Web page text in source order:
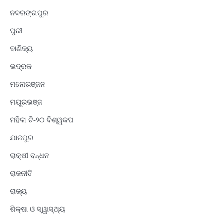
ନବରଙ୍ଗପୁର
ପୁରୀ
ବାଣିଜ୍ୟ
ଭଦ୍ରକ
ମନୋରଞ୍ଜନ
ମୟୂରଭଞ୍ଜ
ମହିଳା ଟି-୨୦ ବିଶ୍ୱକପ
ଯାଜପୁର
ରାକ୍ଷୀ ବନ୍ଧନ
ରାଜନୀତି
ରାଜ୍ୟ
ଶିକ୍ଷା ଓ ସ୍ୱାସ୍ଥ୍ୟ